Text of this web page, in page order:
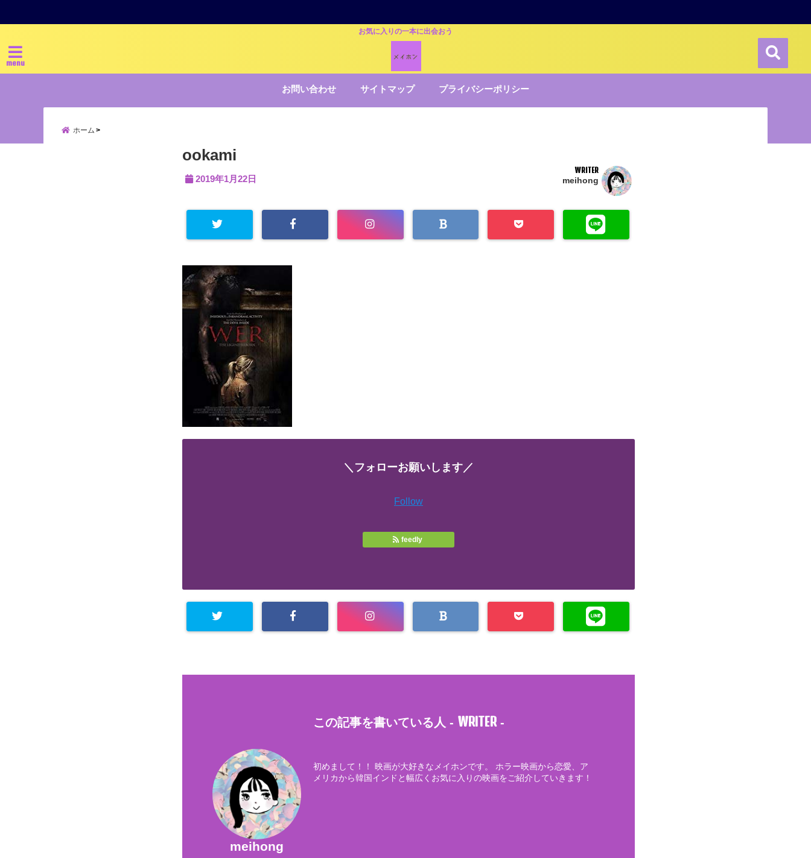
お気に入りの一本に出会おう
menu
お問い合わせ サイトマップ プライバシーポリシー
ホーム
ookami
2019年1月22日
WRITER
meihong
＼フォローお願いします／
Follow
feedly
この記事を書いている人 - WRITER-
meihong
初めまして！！ 映画が大好きなメイホンです。 ホラー映画から恋愛、ア
メリカから韓国インドと幅広くお気に入りの映画をご紹介していきます！